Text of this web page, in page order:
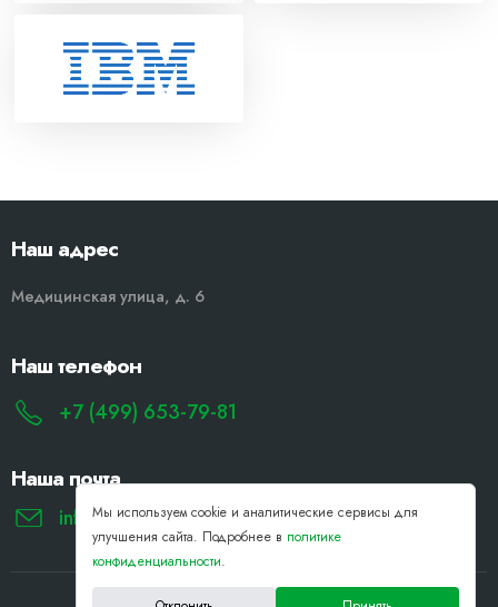
Наш адрес
Медицинская улица, д. 6
Наш телефон
+7 (499) 653-79-81
Наша почта
info@remont-noutbukov-pk.ru
Мы используем cookie и аналитические сервисы для
улучшения сайта. Подробнее в политике
конфиденциальности.